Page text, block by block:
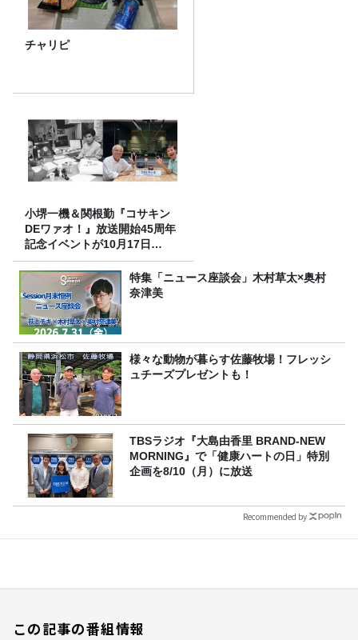
チャリピ
小堺一機＆関根勤『コサキン
DEワァオ！』放送開始45周年
記念イベントが10月17日
（土）に開催決定！本日より
FC先行受付スタート！特集「ニュース座談会」木村草太×奥村
奈津美
様々な動物が暮らす佐藤牧場！フレッシ
ュチーズプレゼントも！
TBSラジオ『大島由香里 BRAND-NEW
MORNING』で「健康ハートの日」特別
企画を8/10（月）に放送
Recommended by
この記事の番組情報